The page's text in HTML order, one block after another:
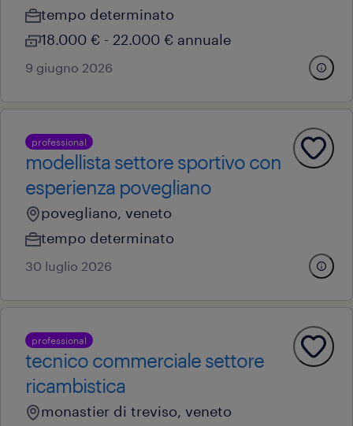
tempo determinato
18.000 € - 22.000 € annuale
9 giugno 2026
professional
modellista settore sportivo con
esperienza povegliano
povegliano, veneto
tempo determinato
30 luglio 2026
professional
tecnico commerciale settore
ricambistica
monastier di treviso, veneto